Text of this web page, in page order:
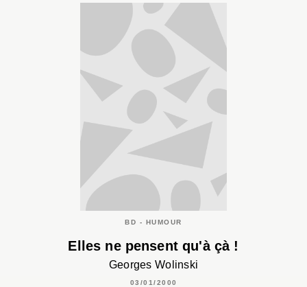
BD - HUMOUR
Elles ne pensent qu'à çà !
Georges Wolinski
03/01/2000